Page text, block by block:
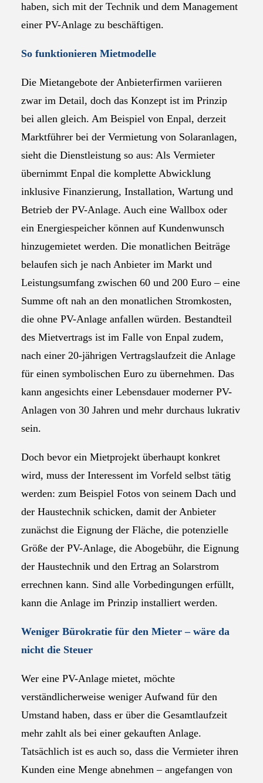
haben, sich mit der Technik und dem Management
einer PV-Anlage zu beschäftigen.
So funktionieren Mietmodelle
Die Mietangebote der Anbieterfirmen variieren
zwar im Detail, doch das Konzept ist im Prinzip
bei allen gleich. Am Beispiel von Enpal, derzeit
Marktführer bei der Vermietung von Solaranlagen,
sieht die Dienstleistung so aus: Als Vermieter
übernimmt Enpal die komplette Abwicklung
inklusive Finanzierung, Installation, Wartung und
Betrieb der PV-Anlage. Auch eine Wallbox oder
ein Energiespeicher können auf Kundenwunsch
hinzugemietet werden. Die monatlichen Beiträge
belaufen sich je nach Anbieter im Markt und
Leistungsumfang zwischen 60 und 200 Euro – eine
Summe oft nah an den monatlichen Stromkosten,
die ohne PV-Anlage anfallen würden. Bestandteil
des Mietvertrags ist im Falle von Enpal zudem,
nach einer 20-jährigen Vertragslaufzeit die Anlage
für einen symbolischen Euro zu übernehmen. Das
kann angesichts einer Lebensdauer moderner PV-
Anlagen von 30 Jahren und mehr durchaus lukrativ
sein.
Doch bevor ein Mietprojekt überhaupt konkret
wird, muss der Interessent im Vorfeld selbst tätig
werden: zum Beispiel Fotos von seinem Dach und
der Haustechnik schicken, damit der Anbieter
zunächst die Eignung der Fläche, die potenzielle
Größe der PV-Anlage, die Abogebühr, die Eignung
der Haustechnik und den Ertrag an Solarstrom
errechnen kann. Sind alle Vorbedingungen erfüllt,
kann die Anlage im Prinzip installiert werden.
Weniger Bürokratie für den Mieter – wäre da
nicht die Steuer
Wer eine PV-Anlage mietet, möchte
verständlicherweise weniger Aufwand für den
Umstand haben, dass er über die Gesamtlaufzeit
mehr zahlt als bei einer gekauften Anlage.
Tatsächlich ist es auch so, dass die Vermieter ihren
Kunden eine Menge abnehmen – angefangen von